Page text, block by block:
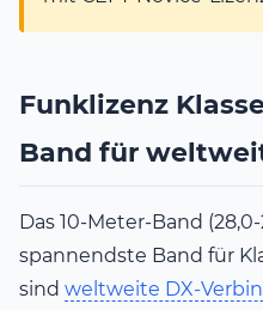
Funklizenz
Band für
Das 10-Meter-Band
spannendste Band für
sind weltweite DX-